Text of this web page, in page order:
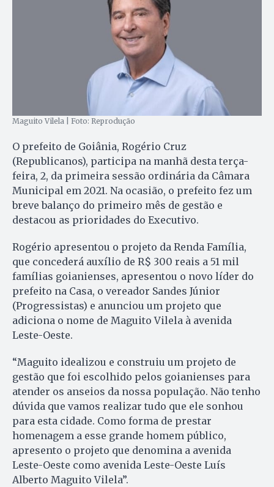
Maguito Vilela | Foto: Reprodução
O prefeito de Goiânia, Rogério Cruz
(Republicanos), participa na manhã desta terça-
feira, 2, da primeira sessão ordinária da Câmara
Municipal em 2021. Na ocasião, o prefeito fez um
breve balanço do primeiro mês de gestão e
destacou as prioridades do Executivo.
Rogério apresentou o projeto da Renda Família,
que concederá auxílio de R$ 300 reais a 51 mil
famílias goianienses, apresentou o novo líder do
prefeito na Casa, o vereador Sandes Júnior
(Progressistas) e anunciou um projeto que
adiciona o nome de Maguito Vilela à avenida
Leste-Oeste.
“Maguito idealizou e construiu um projeto de
gestão que foi escolhido pelos goianienses para
atender os anseios da nossa população. Não tenho
dúvida que vamos realizar tudo que ele sonhou
para esta cidade. Como forma de prestar
homenagem a esse grande homem público,
apresento o projeto que denomina a avenida
Leste-Oeste como avenida Leste-Oeste Luís
Alberto Maguito Vilela”.